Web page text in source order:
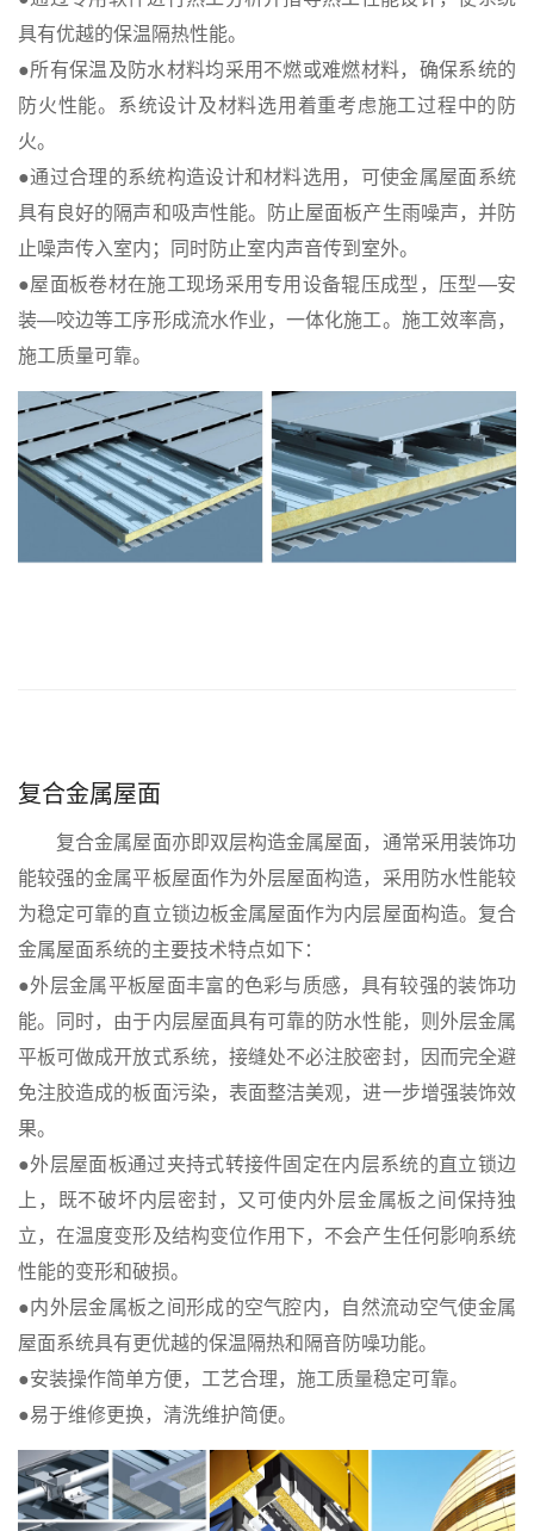
具有优越的保温隔热性能。
●所有保温及防水材料均采用不燃或难燃材料，确保系统的
防火性能。系统设计及材料选用着重考虑施工过程中的防
火。
●通过合理的系统构造设计和材料选用，可使金属屋面系统
具有良好的隔声和吸声性能。防止屋面板产生雨噪声，并防
止噪声传入室内；同时防止室内声音传到室外。
●屋面板卷材在施工现场采用专用设备辊压成型，压型—安
装—咬边等工序形成流水作业，一体化施工。施工效率高，
施工质量可靠。
复合金属屋面
复合金属屋面亦即双层构造金属屋面，通常采用装饰功
能较强的金属平板屋面作为外层屋面构造，采用防水性能较
为稳定可靠的直立锁边板金属屋面作为内层屋面构造。复合
金属屋面系统的主要技术特点如下：
●外层金属平板屋面丰富的色彩与质感，具有较强的装饰功
能。同时，由于内层屋面具有可靠的防水性能，则外层金属
平板可做成开放式系统，接缝处不必注胶密封，因而完全避
免注胶造成的板面污染，表面整洁美观，进一步增强装饰效
果。
●外层屋面板通过夹持式转接件固定在内层系统的直立锁边
上，既不破坏内层密封，又可使内外层金属板之间保持独
立，在温度变形及结构变位作用下，不会产生任何影响系统
性能的变形和破损。
●内外层金属板之间形成的空气腔内，自然流动空气使金属
屋面系统具有更优越的保温隔热和隔音防噪功能。
●安装操作简单方便，工艺合理，施工质量稳定可靠。
●易于维修更换，清洗维护简便。